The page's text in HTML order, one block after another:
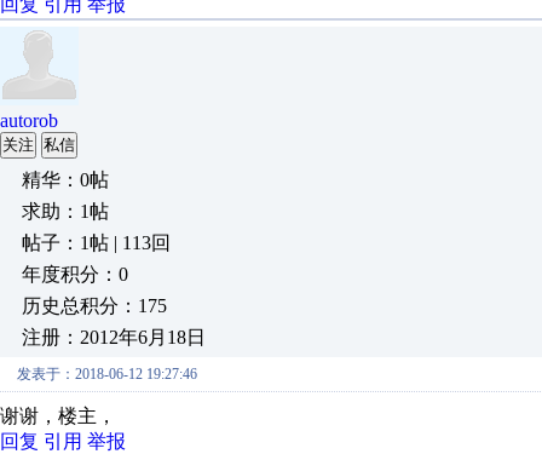
回复 引用 举报
autorob
关注 私信
精华：0帖
求助：1帖
帖子：1帖 | 113回
年度积分：0
历史总积分：175
注册：2012年6月18日
发表于：2018-06-12 19:27:46
谢谢，楼主，
回复 引用 举报